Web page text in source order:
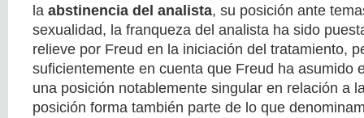
la abstinencia del analista, su posición ante
sexualidad, la franqueza del analista ha sido
relieve por Freud en la iniciación del tratamiento,
suficientemente en cuenta que Freud ha asumido
una posición notablemente singular en relación a
posición forma también parte de lo que